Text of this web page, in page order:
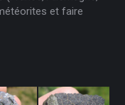
et faire